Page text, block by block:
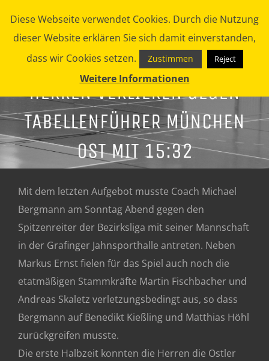
Inhalt
springen
HERREN VERLIEREN GEGEN
TABELLENFÜHRER MÜNCHEN
OST MIT 15:32
Mit dem letzten Aufgebot musste Coach Michael
Bergmann am Sonntag Abend gegen den
Spitzenreiter der Bezirksliga mit seiner Mannschaft
in der Grafinger Jahnsporthalle antreten. Neben
Markus Ernst fielen für das Spiel auch noch die
etatmäßigen Stammkräfte Martin Fischbacher und
Andreas Skaletz verletzungsbedingt aus, so dass
Bergmann auf Benedikt Kießling und Matthias Höhl
zurückgreifen musste.
Die erste Halbzeit konnten die Herren die Ostler
Diese Webseite verwendet Cookies. Durch die Nutzung
dieser Website erklären Sie sich damit einverstanden,
dass wir Cookies setzen.
Zustimmen Reject
Weitere Informationen